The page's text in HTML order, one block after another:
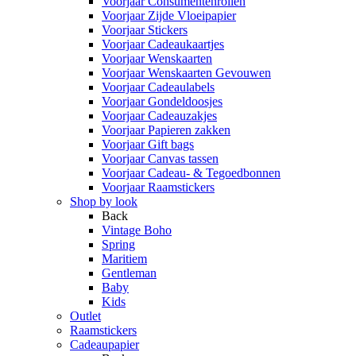
Voorjaar Zijde Vloeipapier
Voorjaar Stickers
Voorjaar Cadeaukaartjes
Voorjaar Wenskaarten
Voorjaar Wenskaarten Gevouwen
Voorjaar Cadeaulabels
Voorjaar Gondeldoosjes
Voorjaar Cadeauzakjes
Voorjaar Papieren zakken
Voorjaar Gift bags
Voorjaar Canvas tassen
Voorjaar Cadeau- & Tegoedbonnen
Voorjaar Raamstickers
Shop by look
Back
Vintage Boho
Spring
Maritiem
Gentleman
Baby
Kids
Outlet
Raamstickers
Cadeaupapier